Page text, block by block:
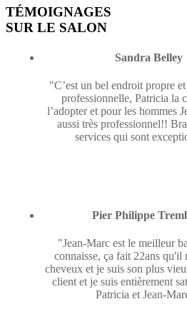
TÉMOIGNAGES
SUR LE SALON
Sandra Belley
"C’est un bel endroit propre
professionnelle, Patricia la
l’adopter et pour les hommes
aussi très professionnel!!
services qui sont
Pier Philippe
"Jean-Marc est le meilleur
connaisse, ça fait 22ans qu'il
cheveux et je suis son plus
client et je suis entièrement
Patricia et Jean-